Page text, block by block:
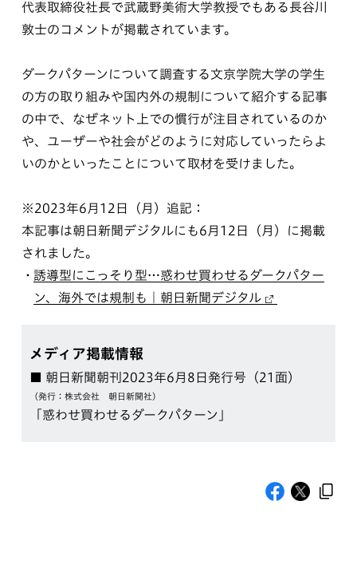
代表取締役社長で武蔵野美術大学教授でもある長谷川
敦士のコメントが掲載されています。
ダークパターンについて調査する文京学院大学の学生
の方の取り組みや国内外の規制について紹介する記事
の中で、なぜネット上での慣行が注目されているのか
や、ユーザーや社会がどのように対応していったらよ
いのかといったことについて取材を受けました。
※2023年6月12日（月）追記：
本記事は朝日新聞デジタルにも6月12日（月）に掲載
されました。
誘導型にこっそり型…惑わせ買わせるダークパター
ン、海外では規制も｜朝日新聞デジタル
メディア掲載情報
■ 朝日新聞朝刊2023年6月8日発行号（21面）
（発行：株式会社 朝日新聞社）
「惑わせ買わせるダークパターン」